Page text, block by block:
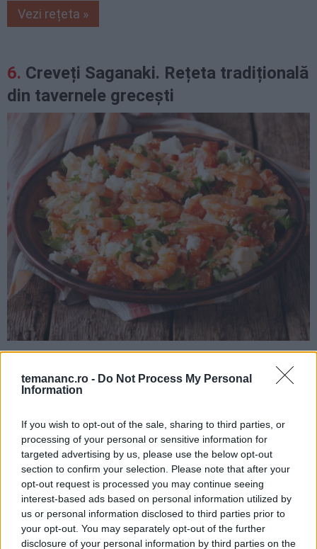
temananc.ro - Do Not Process My Personal
Information
If you wish to opt-out of the sale, sharing to third parties, or
processing of your personal or sensitive information for
targeted advertising by us, please use the below opt-out
section to confirm your selection. Please note that after your
opt-out request is processed you may continue seeing
interest-based ads based on personal information utilized by
us or personal information disclosed to third parties prior to
your opt-out. You may separately opt-out of the further
disclosure of your personal information by third parties on the
Vezi rețeta »
Creveți Saganaki. Rețeta tradițională
din tavernele grecești
creveți Saganaki. E o rețetă cu creveți într-un sos
Se servește fierbinte și e minunată cu o felie de
pâine prăjită. E un fel de mâncare reconfortant și plin
de gust.
Vezi rețeta »